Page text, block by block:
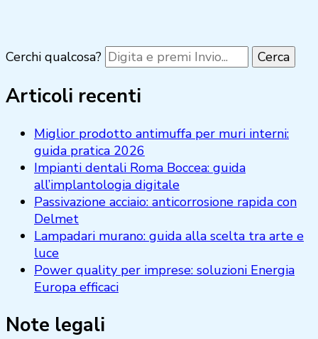
Cerchi qualcosa?
Articoli recenti
Miglior prodotto antimuffa per muri interni:
guida pratica 2026
Impianti dentali Roma Boccea: guida
all’implantologia digitale
Passivazione acciaio: anticorrosione rapida con
Delmet
Lampadari murano: guida alla scelta tra arte e
luce
Power quality per imprese: soluzioni Energia
Europa efficaci
Note legali